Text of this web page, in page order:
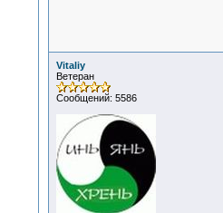
Vitaliy
Ветеран
Сообщений: 5586